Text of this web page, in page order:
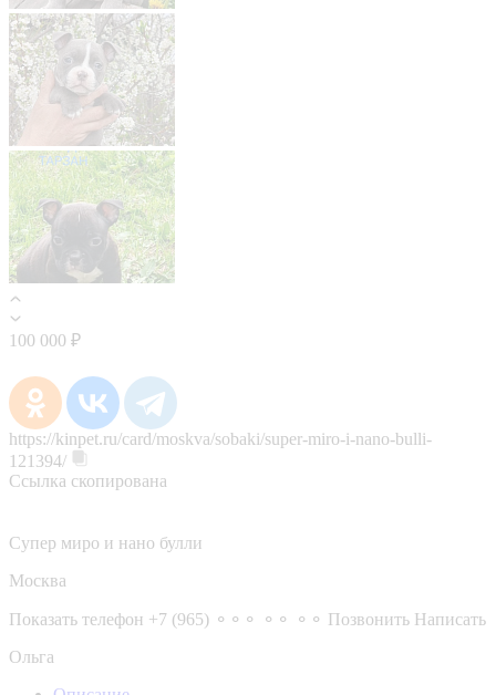
100 000 ₽
https://kinpet.ru/card/moskva/sobaki/super-miro-i-nano-bulli-
121394/
Ссылка скопирована
Супер миро и нано булли
Москва
Показать телефон +7 (965) ⚬⚬⚬ ⚬⚬ ⚬⚬ Позвонить Написать
Ольга